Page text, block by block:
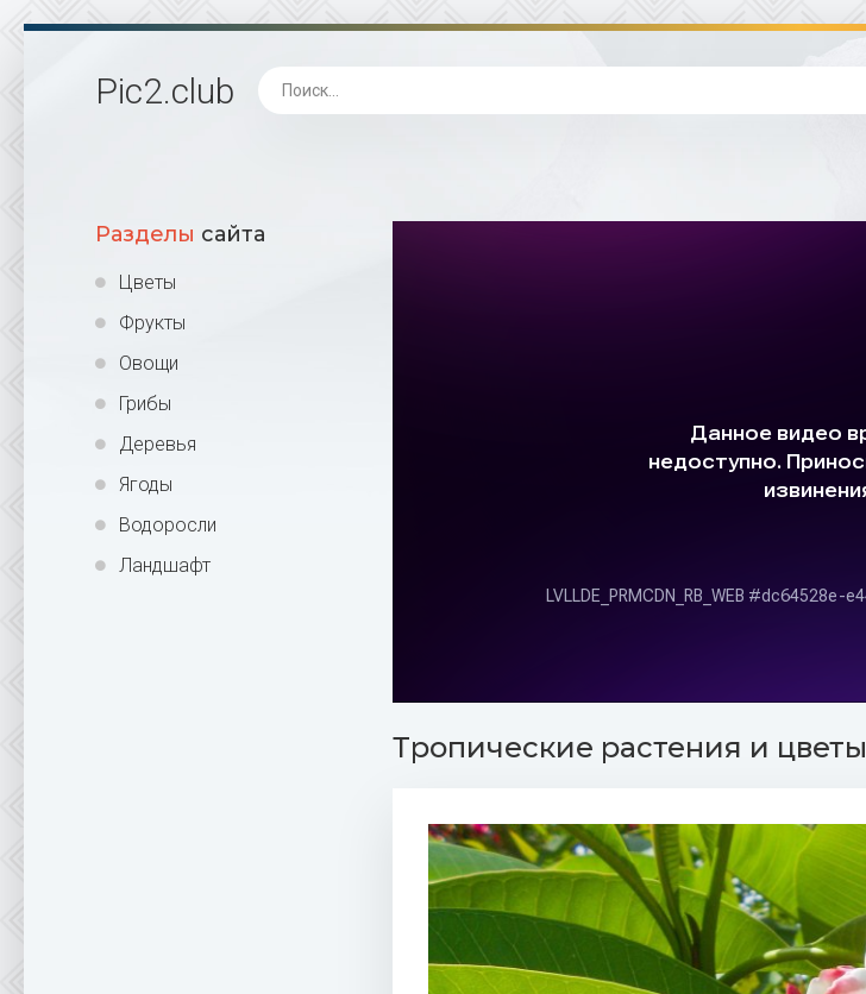
Pic2.club
Разделы сайта
Цветы
Фрукты
Овощи
Грибы
Деревья
Ягоды
Водоросли
Ландшафт
Тропические растения и цветы